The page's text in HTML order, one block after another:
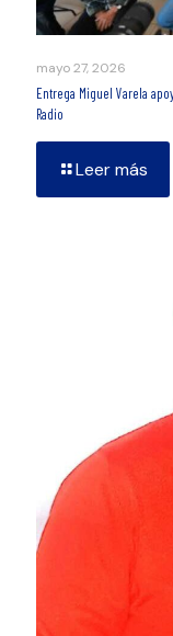
mayo 27, 2026
Entrega Miguel Varela
Radio
Leer más